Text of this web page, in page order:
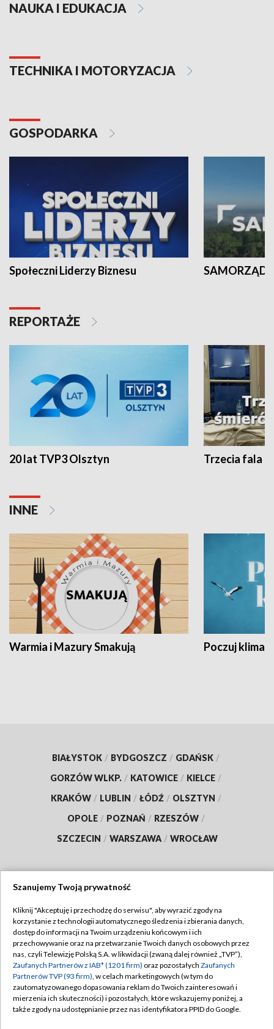
NAUKA I EDUKACJA
TECHNIKA I MOTORYZACJA
GOSPODARKA
Społeczni Liderzy Biznesu SAMORZĄD
REPORTAŻE
20 lat TVP3 Olsztyn Trzecia fala -
INNE
Warmia i Mazury Smakują Poczuj klimat
BIAŁYSTOK / BYDGOSZCZ / GDAŃSK /
GORZÓW WLKP. / KATOWICE / KIELCE /
KRAKÓW / LUBLIN / ŁÓDŹ / OLSZTYN /
OPOLE / POZNAŃ / RZESZÓW /
SZCZECIN / WARSZAWA / WROCŁAW
TVP
Abonament TVP
Emisja w TVP
Centrum informacji TVP
Naziemna Telewizja Cyfrowa
Regulamin TVP
Polityka prywatności
Moje zgody
Pomoc
Szanujemy Twoją prywatność
Kliknij "Akceptuję i przechodzę do serwisu", aby wyrazić zgody na
korzystanie z technologii automatycznego śledzenia i zbierania danych,
dostęp do informacji na Twoim urządzeniu końcowym i ich
przechowywanie oraz na przetwarzanie Twoich danych osobowych przez
nas, czyli Telewizję Polską S.A. w likwidacji (zwaną dalej również „TVP”),
Zaufanych Partnerów z IAB* (1201 firm) oraz pozostałych Zaufanych
Partnerów TVP (93 firm), w celach marketingowych (w tym do
zautomatyzowanego dopasowania reklam do Twoich zainteresowań i
mierzenia ich skuteczności) i pozostałych, które wskazujemy poniżej, a
także zgody na udostępnianie przez nas identyfikatora PPID do Google.